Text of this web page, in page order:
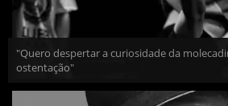
"Quero despertar a curiosidade da
ostentação"